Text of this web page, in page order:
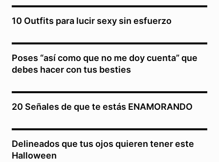
10 Outfits para lucir sexy sin esfuerzo
Poses “así como que no me doy cuenta” que
debes hacer con tus besties
20 Señales de que te estás ENAMORANDO
Delineados que tus ojos quieren tener este
Halloween